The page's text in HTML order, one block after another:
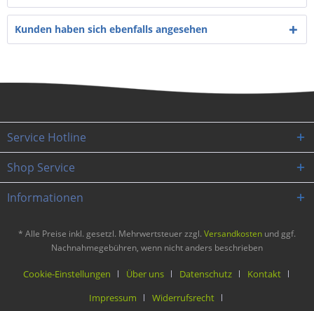
Kunden haben sich ebenfalls angesehen
Service Hotline
Shop Service
Informationen
* Alle Preise inkl. gesetzl. Mehrwertsteuer zzgl. Versandkosten und ggf.
Nachnahmegebühren, wenn nicht anders beschrieben
Cookie-Einstellungen Über uns Datenschutz
Kontakt
Impressum
Widerrufsrecht